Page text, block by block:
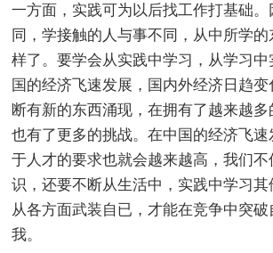
一方面，实践可为以后找工作打基础。
同，学接触的人与事不同，从中所学
样了。要学会从实践中学习，从学习中
国的经济飞速发展，国内外经济日趋
断有新的东西涌现，在拥有了越来越多
也有了更多的挑战。在中国的经济飞
于人才的要求也就会越来越高，我们
识，还要不断从生活中，实践中学习
从各方面武装自已，才能在竞争中突破
我。